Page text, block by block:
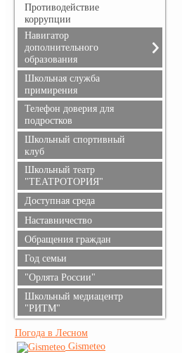
Противодействие
коррупции
Навигатор
дополнительного
образования
Информация для родителей
Школьная служба
примирения
Телефон доверия для
подростков
Школьный спортивный
клуб
Школьный театр
"ТЕАТРОТОРИЯ"
Доступная среда
Наставничество
Обращения граждан
Год семьи
"Орлята России"
Школьный медиацентр
"РИТМ"
Погода в Лесном
Gismeteo